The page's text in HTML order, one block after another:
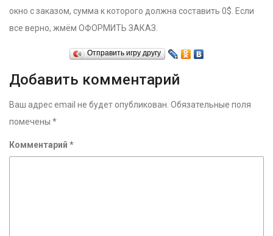
окно с заказом, сумма к которого должна составить 0$. Если
все верно, жмём ОФОРМИТЬ ЗАКАЗ.
Отправить игру другу
Добавить комментарий
Ваш адрес email не будет опубликован. Обязательные поля
помечены *
Комментарий *